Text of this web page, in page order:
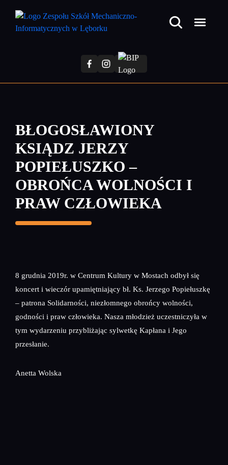
treści
BŁOGOSŁAWIONY
KSIĄDZ JERZY
POPIEŁUSZKO –
OBROŃCA WOLNOŚCI I
PRAW CZŁOWIEKA
8 grudnia 2019r. w Centrum Kultury w Mostach odbył się
koncert i wieczór upamiętniający bł. Ks. Jerzego Popiełuszkę
– patrona Solidarności, niezłomnego obrońcy wolności,
godności i praw człowieka. Nasza młodzież uczestniczyła w
tym wydarzeniu przybliżając sylwetkę Kapłana i Jego
przesłanie.
Anetta Wolska